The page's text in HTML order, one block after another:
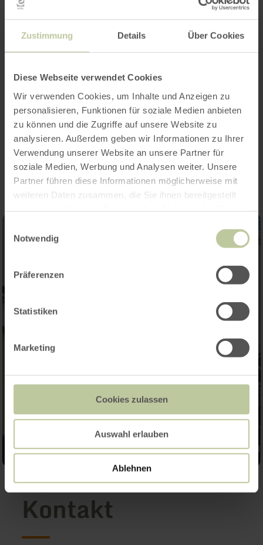
Zustimmung Details Über Cookies
Diese Webseite verwendet Cookies
Wir verwenden Cookies, um Inhalte und Anzeigen zu
personalisieren, Funktionen für soziale Medien anbieten
zu können und die Zugriffe auf unsere Website zu
analysieren. Außerdem geben wir Informationen zu Ihrer
Verwendung unserer Website an unsere Partner für
soziale Medien, Werbung und Analysen weiter. Unsere
Partner führen diese Informationen möglicherweise mit
weiteren Daten zusammen, die Sie ihnen bereitgestellt
Notwendig
Präferenzen
Statistiken
Marketing
Cookies zulassen
Auswahl erlauben
Ablehnen
Öffnungszeiten
Kategorien
Impressionen
Kontakt